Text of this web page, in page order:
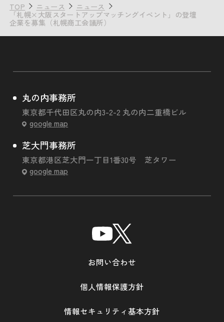
TOP ニュース ニュース
「札幌×大阪スタートアップマッチングイベント」の登壇
企業を募集（札幌商工会議所）
丸の内事務所
東京都千代田区丸の内3-2-2 丸の内二重橋ビル
google map
芝大門事務所
東京都港区芝大門一丁目1番30号 芝タワー
google map
お問い合わせ
個人情報保護方針
情報セキュリティ基本方針